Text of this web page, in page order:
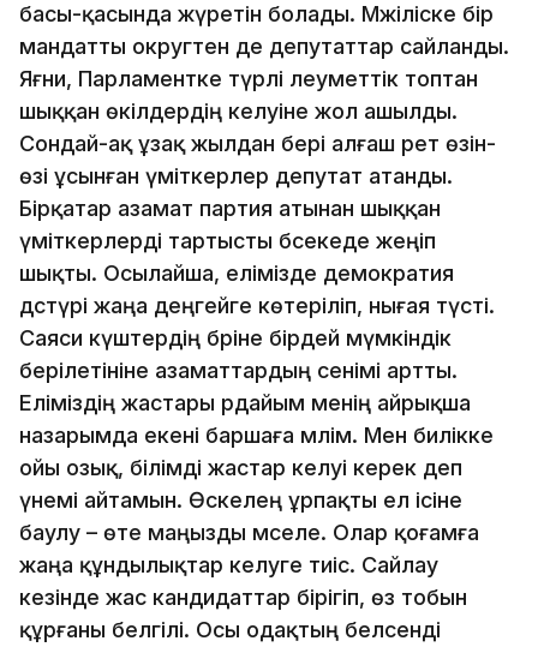
басы-қасында жүретін болады. Мәжіліске бір
мандатты округтен де депутаттар сайланды.
Яғни, Парламентке түрлі әлеуметтік топтан
шыққан өкілдердің келуіне жол ашылды.
Сондай-ақ ұзақ жылдан бері алғаш рет өзін-
өзі ұсынған үміткерлер депутат атанды.
Бірқатар азамат партия атынан шыққан
үміткерлерді тартысты бәсекеде жеңіп
шықты. Осылайша, елімізде демократия
дәстүрі жаңа деңгейге көтеріліп, нығая түсті.
Саяси күштердің бәріне бірдей мүмкіндік
берілетініне азаматтардың сенімі артты.
Еліміздің жастары әрдайым менің айрықша
назарымда екені баршаға мәлім. Мен билікке
ойы озық, білімді жастар келуі керек деп
үнемі айтамын. Өскелең ұрпақты ел ісіне
баулу – өте маңызды мәселе. Олар қоғамға
жаңа құндылықтар әкелуге тиіс. Сайлау
кезінде жас кандидаттар бірігіп, өз тобын
құрғаны белгілі. Осы одақтың белсенді